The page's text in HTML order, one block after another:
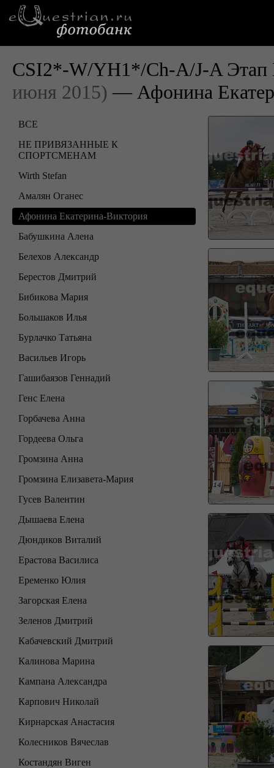
CSI2*-W/YH1*/Ch-A/J-A
июня 2015) — Афонина
ВСЕ
НЕ ПРИВЯЗАННЫЕ К
СПОРТСМЕНАМ
Wirth Stefan
Амалян Оганес
Афонина Екатерина-Виктория
Бабушкина Алена
Белехов Александр
Берестов Дмитрий
Бибикова Мария
Большаков Илья
Бурлачко Татьяна
Васильев Игорь
Гашибаязов Геннадий
Генс Елена
Горбачева Анна
Гордеева Ольга
Громзина Анна
Громзина Елизавета-Мария
Гусев Валентин
Дышаева Елена
Дюндиков Виталий
Ерастова Василиса
Еременко Юлия
Загорская Елена
Зеленов Дмитрий
Кабачевский Дмитрий
Калинова Марина
Кампана Александра
Карпович Николай
Кирнарская Анастасия
Колесников Вячеслав
Костандян Виген